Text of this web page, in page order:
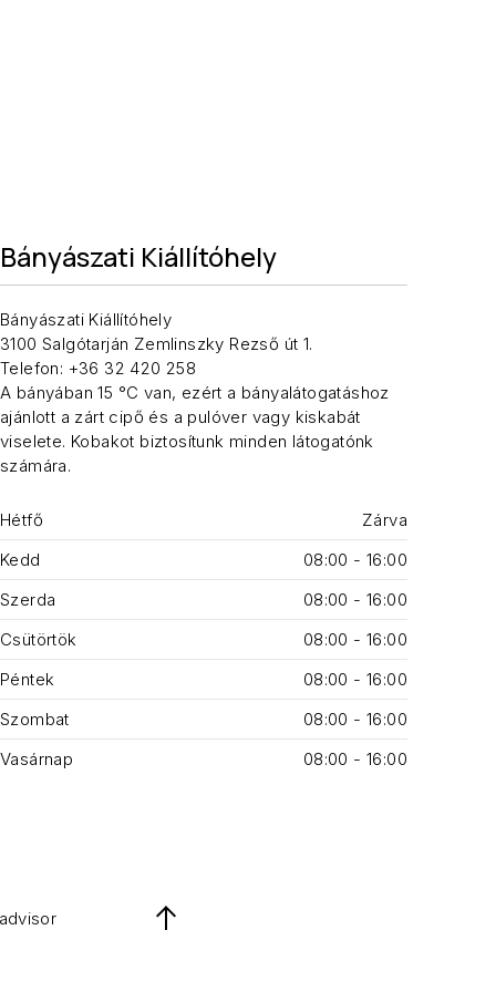
Bányászati Kiállítóhely
Bányászati Kiállítóhely
3100 Salgótarján Zemlinszky Rezső út 1.
Telefon: +36 32 420 258
A bányában 15 °C van, ezért a bányalátogatáshoz
ajánlott a zárt cipő és a pulóver vagy kiskabát
viselete. Kobakot biztosítunk minden látogatónk
számára.
Hétfő
Zárva
Kedd
08:00 - 16:00
Szerda
08:00 - 16:00
Csütörtök
08:00 - 16:00
Péntek
08:00 - 16:00
Szombat
08:00 - 16:00
Vasárnap
08:00 - 16:00